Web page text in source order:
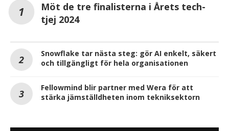
Möt de tre finalisterna i Årets tech-
tjej 2024
Snowflake tar nästa steg: gör AI enkelt, säkert
och tillgängligt för hela organisationen
Fellowmind blir partner med Wera för att
stärka jämställdheten inom tekniksektorn